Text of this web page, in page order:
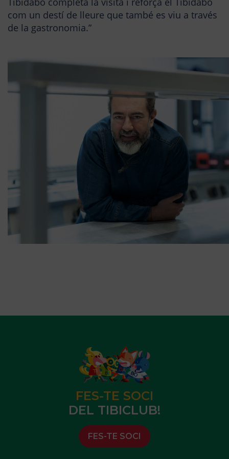
com un destí de lleure que també es viu a través
de la gastronomia.”
FES-TE SOCI
DEL TIBICLUB!
FES-TE SOCI